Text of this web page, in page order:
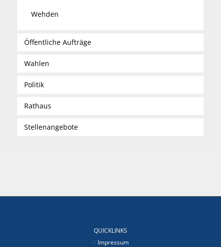
Wehden
Öffentliche Aufträge
Wahlen
Politik
Rathaus
Stellenangebote
QUICKLINKS
Impressum